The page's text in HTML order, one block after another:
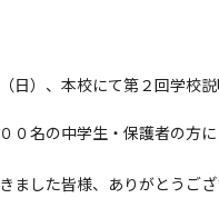
日）、本校にて第２回学校説
０名の中学生・保護者の方
ました皆様、ありがとうござ